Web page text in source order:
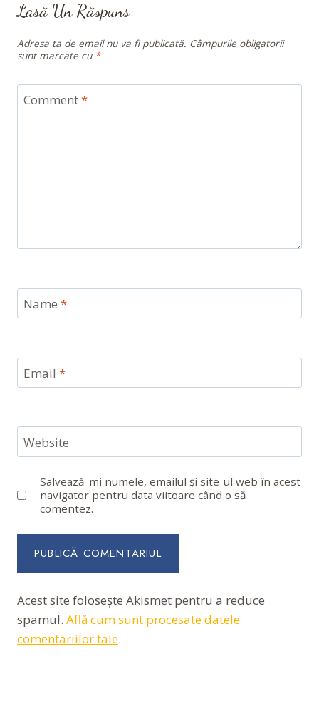
Lasă Un Răspuns
Adresa ta de email nu va fi publicată. Câmpurile obligatorii
sunt marcate cu *
Comment*
Name *
Email *
Website
Salvează-mi numele, emailul și site-ul web în acest
navigator pentru data viitoare când o să
comentez.
Acest site folosește Akismet pentru a reduce
spamul. Află cum sunt procesate datele
comentariilor tale.